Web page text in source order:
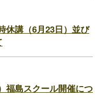
休講（6月23日）並び
福島スクール開催につ